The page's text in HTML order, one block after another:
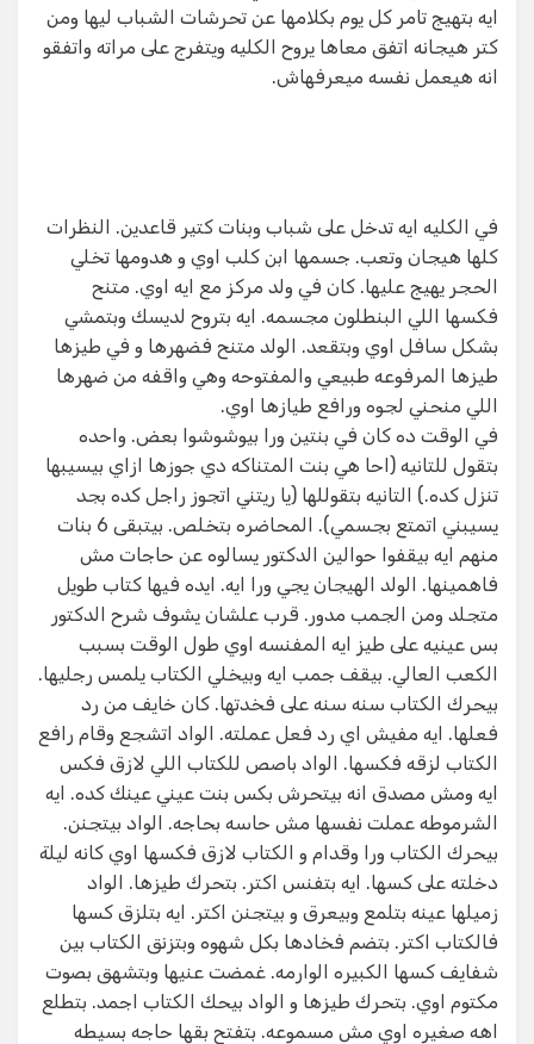
ايه بتهيج تامر كل يوم بكلامها عن تحرشات الشباب ليها ومن
كتر هيجانه اتفق معاها يروح الكليه ويتفرج على مراته واتفقو
انه هيعمل نفسه ميعرفهاش.
في الكليه ايه تدخل على شباب وبنات كتير قاعدين. النظرات
كلها هيجان وتعب. جسمها ابن كلب اوي و هدومها تخلي
الحجر يهيج عليها. كان في ولد مركز مع ايه اوي. متنح
فكسها اللي البنطلون مجسمه. ايه بتروح لديسك وبتمشي
بشكل سافل اوي وبتقعد. الولد متنح فضهرها و في طيزها
طيزها المرفوعه طبيعي والمفتوحه وهي واقفه من ضهرها
اللي منحني لجوه ورافع طيازها اوي.
في الوقت ده كان في بنتين ورا بيوشوشوا بعض. واحده
بتقول للتانيه (احا هي بنت المتناكه دي جوزها ازاي بيسيبها
تنزل كده.) التانيه بتقوللها (يا ريتني اتجوز راجل كده بجد
يسيبني اتمتع بجسمي). المحاضره بتخلص. بيتبقى 6 بنات
منهم ايه بيقفوا حوالين الدكتور يسالوه عن حاجات مش
فاهمينها. الولد الهيجان يجي ورا ايه. ايده فيها كتاب طويل
متجلد ومن الجمب مدور. قرب علشان يشوف شرح الدكتور
بس عينيه على طيز ايه المفنسه اوي طول الوقت بسبب
الكعب العالي. بيقف جمب ايه وبيخلي الكتاب يلمس رجليها.
بيحرك الكتاب سنه سنه على فخدتها. كان خايف من رد
فعلها. ايه مفيش اي رد فعل عملته. الواد اتشجع وقام رافع
الكتاب لزقه فكسها. الواد باصص للكتاب اللي لازق فكس
ايه ومش مصدق انه بيتحرش بكس بنت عيني عينك كده. ايه
الشرموطه عملت نفسها مش حاسه بحاجه. الواد بيتجنن.
بيحرك الكتاب ورا وقدام و الكتاب لازق فكسها اوي كانه ليلة
دخلته على كسها. ايه بتفنس اكتر. بتحرك طيزها. الواد
زميلها عينه بتلمع وبيعرق و بيتجنن اكتر. ايه بتلزق كسها
فالكتاب اكتر. بتضم فخادها بكل شهوه وبتزنق الكتاب بين
شفايف كسها الكبيره الوارمه. غمضت عنيها وبتشهق بصوت
مكتوم اوي. بتحرك طيزها و الواد بيحك الكتاب اجمد. بتطلع
اهه صغيره اوي مش مسموعه. بتفتح بقها حاجه بسيطه